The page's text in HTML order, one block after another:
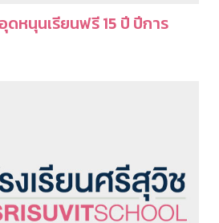
ดหนุนเรียนฟรี 15 ปี ปีการ